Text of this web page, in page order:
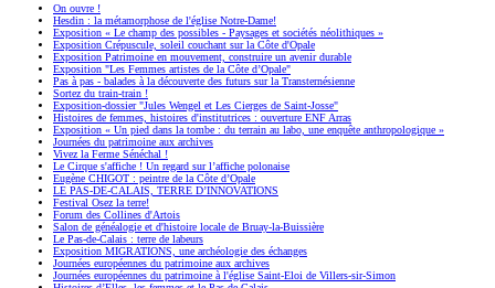
On ouvre !
Hesdin : la métamorphose de l'église Notre-Dame!
Exposition « Le champ des possibles - Paysages et sociétés néolithiques »
Exposition Crépuscule, soleil couchant sur la Côte d'Opale
Exposition Patrimoine en mouvement, construire un avenir durable
Exposition "Les Femmes artistes de la Côte d’Opale"
Pas à pas - balades à la découverte des futurs sur la Transternésienne
Sortez du train-train !
Exposition-dossier "Jules Wengel et Les Cierges de Saint-Josse"
Histoires de femmes, histoires d'institutrices : ouverture ENF Arras
Exposition « Un pied dans la tombe : du terrain au labo, une enquête anthropologique »
Journées du patrimoine aux archives
Vivez la Ferme Sénéchal !
Le Cirque s'affiche ! Un regard sur l’affiche polonaise
Eugène CHIGOT : peintre de la Côte d’Opale
LE PAS-DE-CALAIS, TERRE D’INNOVATIONS
Festival Osez la terre!
Forum des Collines d'Artois
Salon de généalogie et d'histoire locale de Bruay-la-Buissière
Le Pas-de-Calais : terre de labeurs
Exposition MIGRATIONS, une archéologie des échanges
Journées européennes du patrimoine aux archives
Journées européennes du patrimoine à l'église Saint-Eloi de Villers-sir-Simon